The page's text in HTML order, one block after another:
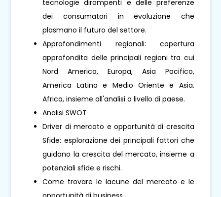
tecnologie dirompenti e delle preferenze
dei consumatori in evoluzione che
plasmano il futuro del settore.
Approfondimenti regionali: copertura
approfondita delle principali regioni tra cui
Nord America, Europa, Asia Pacifico,
America Latina e Medio Oriente e Asia.
Africa, insieme all'analisi a livello di paese.
Analisi SWOT
Driver di mercato e opportunità di crescita
Sfide: esplorazione dei principali fattori che
guidano la crescita del mercato, insieme a
potenziali sfide e rischi.
Come trovare le lacune del mercato e le